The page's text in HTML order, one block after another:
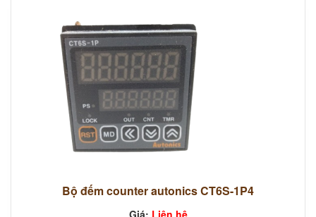
Bộ đếm counter autonics CT6S-1P4